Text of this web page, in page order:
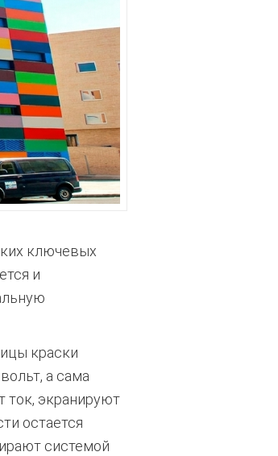
ключевых
и
краски
а сама
ток, экранируют
остается
системой